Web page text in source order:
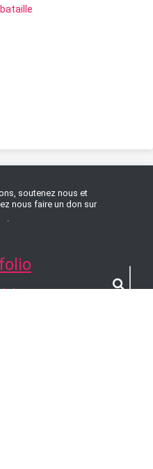
soutenez nous et
nous faire un don sur